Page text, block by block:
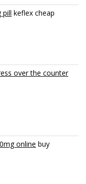
pill keflex cheap
over the counter
online buy